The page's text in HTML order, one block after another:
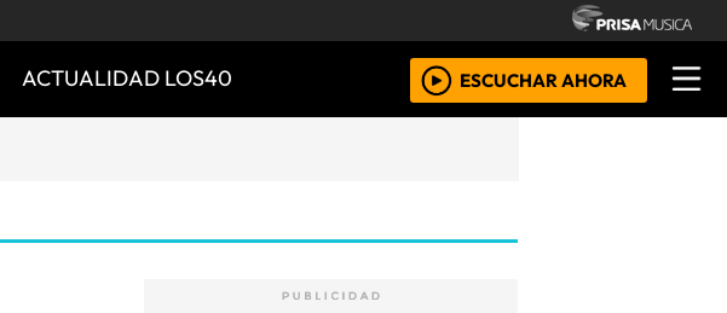
ACTUALIDAD LOS40 ESCUCHAR AHORA